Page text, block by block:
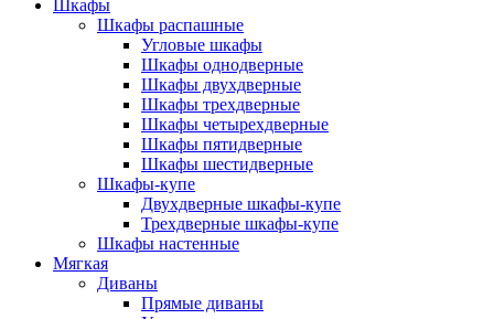
Шкафы
Шкафы распашные
Угловые шкафы
Шкафы однодверные
Шкафы двухдверные
Шкафы трехдверные
Шкафы четырехдверные
Шкафы пятидверные
Шкафы шестидверные
Шкафы-купе
Двухдверные шкафы-купе
Трехдверные шкафы-купе
Шкафы настенные
Мягкая
Диваны
Прямые диваны